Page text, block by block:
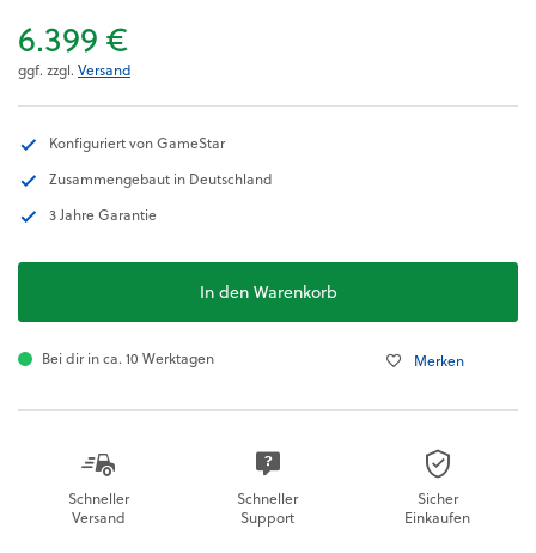
6.399 €
ggf. zzgl. Versand
Konfiguriert von GameStar
Zusammengebaut in Deutschland
3 Jahre Garantie
In den Warenkorb
Bei dir in ca. 10 Werktagen Merken
Schneller
Versand
Schneller
Support
Sicher
Einkaufen